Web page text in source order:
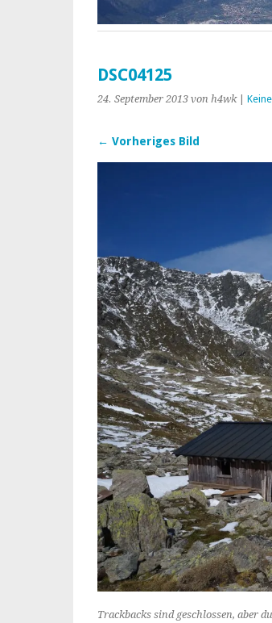
DSC04125
24. September 2013 von h4wk|
← Vorheriges Bild
Trackbacks sind geschlossen, aber